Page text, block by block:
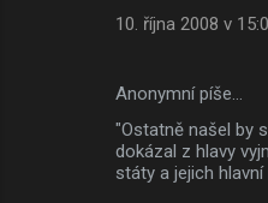
10. října 2008 v
Anonymní píše…
"Ostatně našel by
dokázal z hlavy
státy a jejich